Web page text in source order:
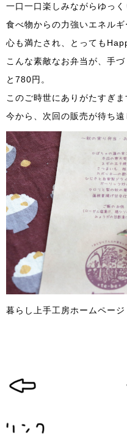
一口一口楽しみながらゆっく
食べ物からの力強いエネル
心も満たされ、とっても
こんな素敵なお弁当が、手
と780円。
このご時世にありがたすぎま
今から、次回の販売が待ち遠
暮らし上手工房ホームペー